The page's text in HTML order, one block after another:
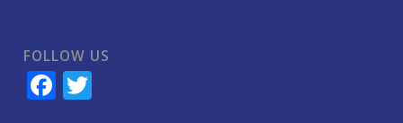
FOLLOW US
Facebook